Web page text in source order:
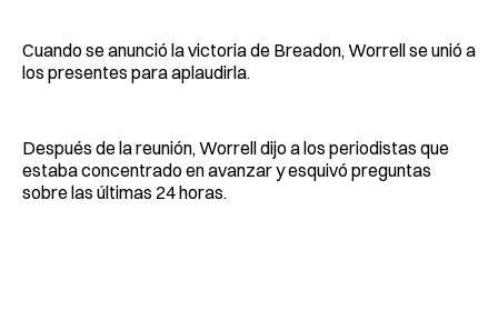
Cuando se anunció la victoria de Breadon, Worrell se unió a
los presentes para aplaudirla.
Después de la reunión, Worrell dijo a los periodistas que
estaba concentrado en avanzar y esquivó preguntas
sobre las últimas 24 horas.